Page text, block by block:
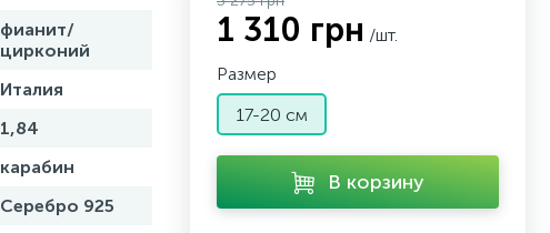
фианит/
цирконий
Италия
1,84
карабин
Серебро 925
1 310 грн /шт.
Размер
17-20 см
В корзину